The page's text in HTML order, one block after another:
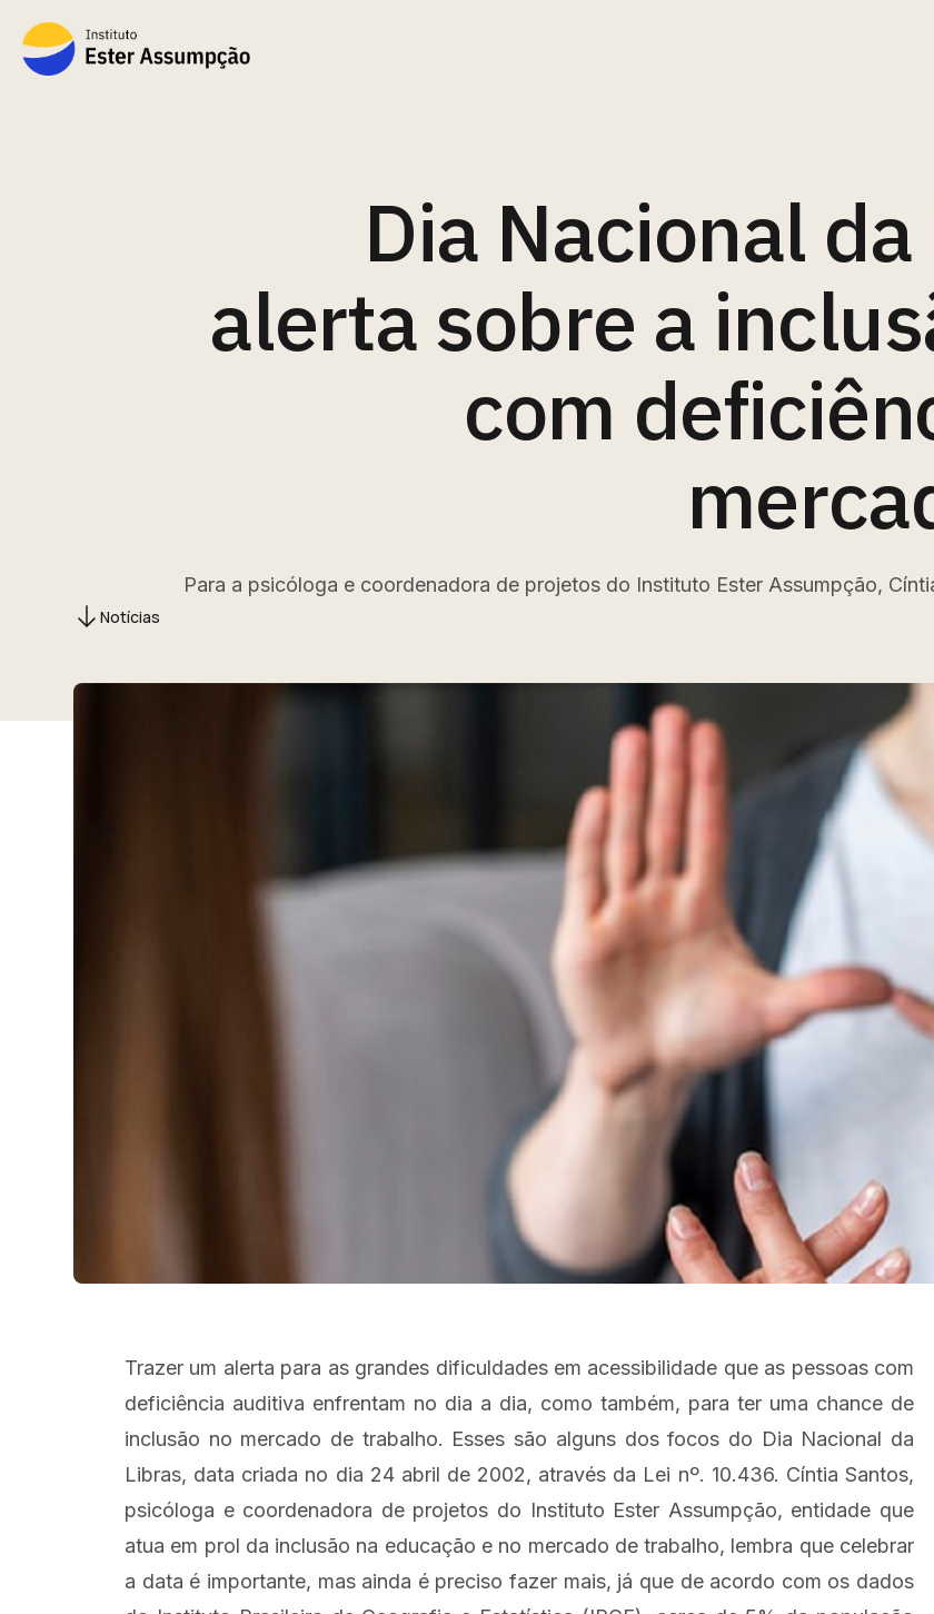
Dia Nacional
alerta sobre a
com
Para a psicóloga e coordenadora de projetos do Instituto Ester Assumpção,
Notícias
Trazer um alerta para as grandes dificuldades em acessibilidade que as pessoas com
deficiência auditiva enfrentam no dia a dia, como também, para ter uma chance de
inclusão no mercado de trabalho. Esses são alguns dos focos do Dia Nacional da
Libras, data criada no dia 24 abril de 2002, através da Lei nº. 10.436. Cíntia Santos,
psicóloga e coordenadora de projetos do Instituto Ester Assumpção, entidade que
atua em prol da inclusão na educação e no mercado de trabalho, lembra que celebrar
a data é importante, mas ainda é preciso fazer mais, já que de acordo com os dados